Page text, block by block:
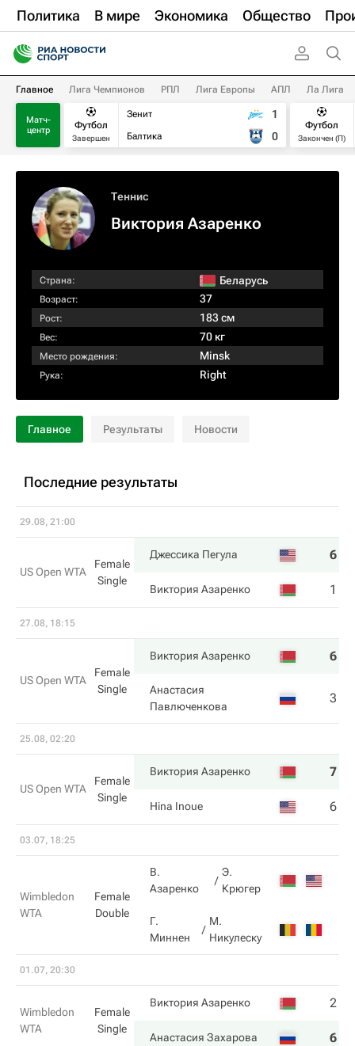
Политика В мире Экономика Общество
Главное Лига Чемпионов РПЛ Лига Европы АПЛ Ла Лига
Матч-
центр
Футбол
Завершен
Зенит
Балтика
1
0
Футбол
Закончен (П)
Теннис
Виктория Азаренко
Страна: Беларусь
Возраст: 37
Рост: 183 см
Вес: 70 кг
Место рождения: Minsk
Рука: Right
Главное Результаты Новости
Последние результаты
29.08, 21:00
US Open WTA
Female
Single
Джессика Пегула 6
Виктория Азаренко 1
27.08, 18:15
US Open WTA
Female
Single
Виктория Азаренко 6
Анастасия
Павлюченкова
3
25.08, 02:20
US Open WTA
Female
Single
Виктория Азаренко 7
Hina Inoue 6
03.07, 18:25
Wimbledon
WTA
Female
Double
В.
Азаренко
Э.
Крюгер
Г.
Миннен
М.
Никулеску
01.07, 20:30
Wimbledon
WTA
Female
Single
Виктория Азаренко 2
Анастасия Захарова 6